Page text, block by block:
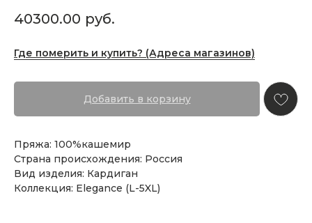
40300.00 руб.
Где померить и купить? (Адреса магазинов)
Добавить в корзину
Пряжа: 100%кашемир
Страна происхождения: Россия
Вид изделия: Кардиган
Коллекция: Elegance (L-5XL)